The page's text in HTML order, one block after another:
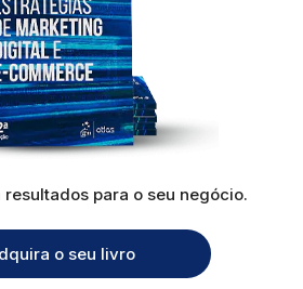
para o seu negócio.
o seu livro